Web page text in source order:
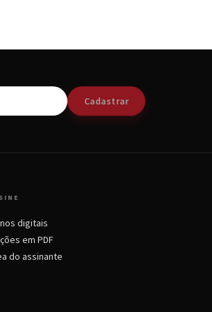
Cadastrar
digitais
em PDF
do assinante